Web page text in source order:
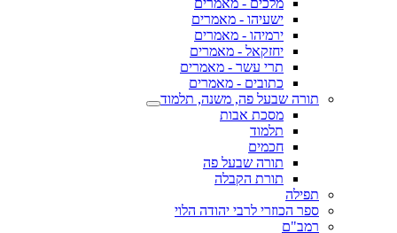
מלכים - מאמרים
ישעיהו - מאמרים
ירמיהו - מאמרים
יחזקאל - מאמרים
תרי עשר - מאמרים
כתובים - מאמרים
תורה שבעל פה, משנה, תלמוד
מסכת אבות
תלמוד
חכמים
תורה שבעל פה
תורת הקבלה
תפילה
ספר הכוזרי לרבי יהודה הלוי
רמב"ם